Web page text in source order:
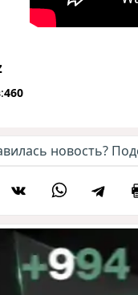
460
новость?